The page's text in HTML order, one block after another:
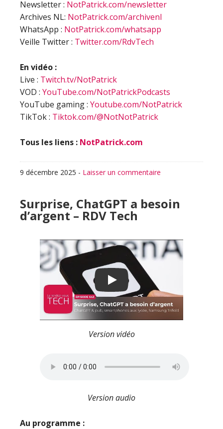
Newsletter : NotPatrick.com/newsletter
Archives NL: NotPatrick.com/archivenl
WhatsApp : NotPatrick.com/whatsapp
Veille Twitter : Twitter.com/RdvTech
En vidéo :
Live : Twitch.tv/NotPatrick
VOD : YouTube.com/NotPatrickPodcasts
YouTube gaming : Youtube.com/NotPatrick
TikTok : Tiktok.com/@NotNotPatrick
Tous les liens : NotPatrick.com
9 décembre 2025 - Laisser un commentaire
Surprise, ChatGPT a besoin
d’argent – RDV Tech
Play
Version vidéo
Version audio
Au programme :